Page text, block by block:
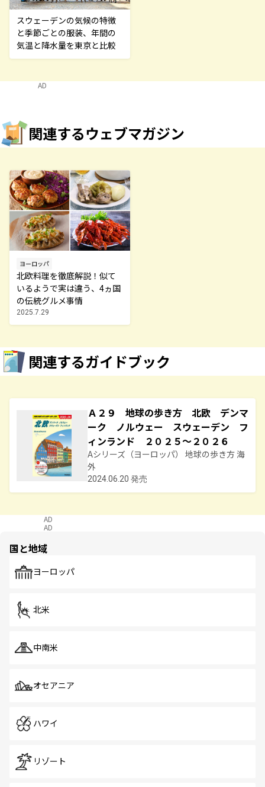
スウェーデンの気候の特徴
と季節ごとの服装、年間の
気温と降水量を東京と比較
AD
関連するウェブマガジン
ヨーロッパ
北欧料理を徹底解説！似て
いるようで実は違う、4ヵ国
の伝統グルメ事情
2025.7.29
関連するガイドブック
Ａ２９ 地球の歩き方 北欧 デンマ
ーク ノルウェー スウェーデン フ
ィンランド ２０２５～２０２６
Aシリーズ（ヨーロッパ） 地球の歩き方 海
外
2024.06.20 発売
AD
AD
国と地域
ヨーロッパ
北米
中南米
オセアニア
ハワイ
リゾート